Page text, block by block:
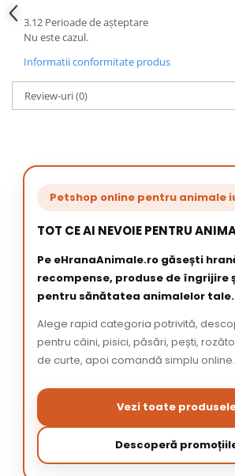
3.12 Perioade de așteptare
Nu este cazul.
Informatii conformitate produs
Review-uri(0)
Petshop online pentru animale
TOT CE AI NEVOIE PENTRU
Pe eHranaAnimale.ro găsești
recompense, produse de îngrijire
pentru sănătatea animalelor tale.
Alege rapid categoria potrivită,
pentru câini, pisici, păsări, pești,
de curte, apoi comandă simplu online.
Vezi toate
Descoperă